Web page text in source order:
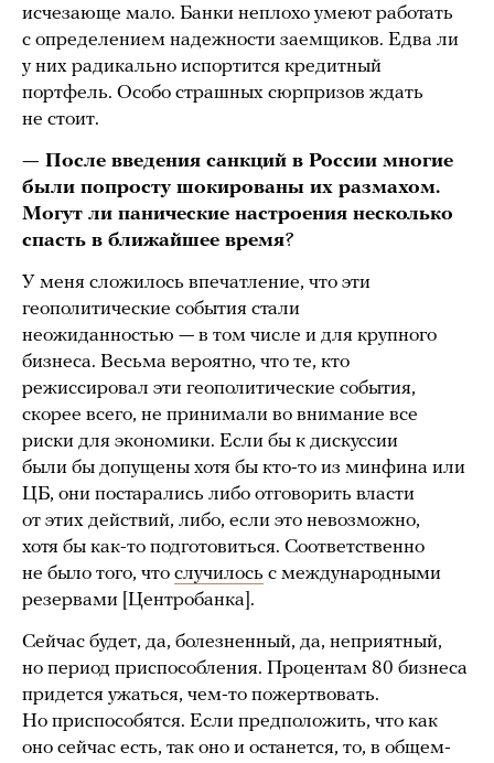
исчезающе мало. Банки неплохо умеют работать
с определением надежности заемщиков. Едва ли
у них радикально испортится кредитный
портфель. Особо страшных сюрпризов ждать
не стоит.
— После введения санкций в России многие
были попросту шокированы их размахом.
Могут ли панические настроения несколько
спасть в ближайшее время?
У меня сложилось впечатление, что эти
геополитические события стали
неожиданностью — в том числе и для крупного
бизнеса. Весьма вероятно, что те, кто
режиссировал эти геополитические события,
скорее всего, не принимали во внимание все
риски для экономики. Если бы к дискуссии
были бы допущены хотя бы кто-то из минфина или
ЦБ, они постарались либо отговорить власти
от этих действий, либо, если это невозможно,
хотя бы как-то подготовиться. Соответственно
не было того, что случилось с международными
резервами [Центробанка].
Сейчас будет, да, болезненный, да, неприятный,
но период приспособления. Процентам 80 бизнеса
придется ужаться, чем-то пожертвовать.
Но приспособятся. Если предположить, что как
оно сейчас есть, так оно и останется, то, в общем-